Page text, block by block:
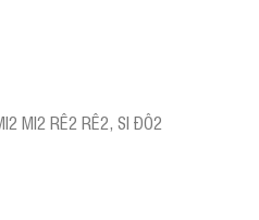
MI2 RÊ2 RÊ2, SI ĐÔ2